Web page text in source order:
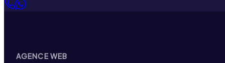
AGENCE WEB